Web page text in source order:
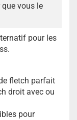
vous le
pour les
fletch parfait
droit avec ou
pour